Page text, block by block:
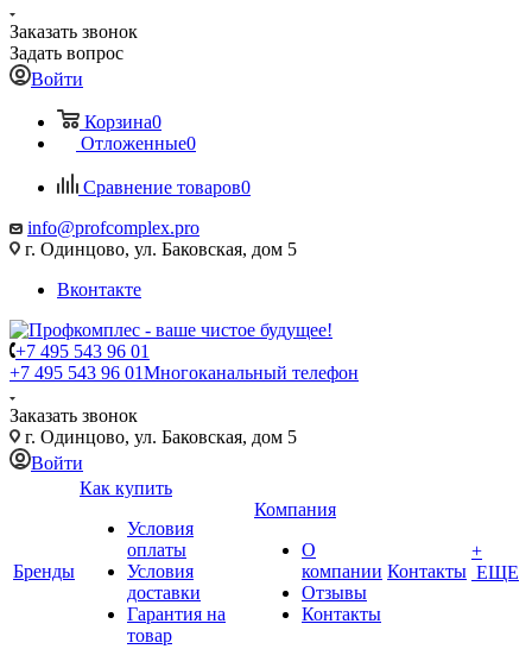
Заказать звонок
Задать вопрос
Войти
Корзина0
Отложенные0
Сравнение товаров0
info@profcomplex.pro
г. Одинцово, ул. Баковская, дом 5
Вконтакте
+7 495 543 96 01
+7 495 543 96 01Многоканальный телефон
Заказать звонок
г. Одинцово, ул. Баковская, дом 5
Войти
Бренды
Как купить
Условия
оплаты
Условия
доставки
Гарантия на
товар
Компания
О
компании
Отзывы
Контакты
Контакты
+
ЕЩЕ